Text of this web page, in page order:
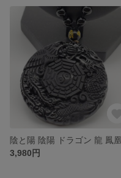
3,980円